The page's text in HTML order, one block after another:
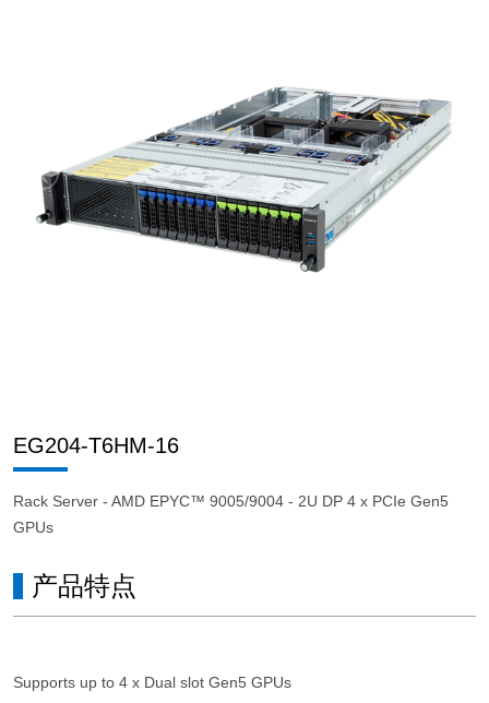
EG204-T6HM-16
Rack Server - AMD EPYC™ 9005/9004 - 2U DP 4 x PCIe Gen5
GPUs
产品特点
Supports up to 4 x Dual slot Gen5 GPUs